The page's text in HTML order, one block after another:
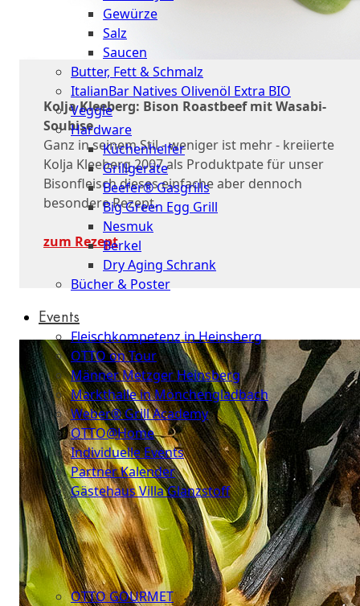
Gewürze
Salz
Saucen
Butter, Fett & Schmalz
ItalianBar Natives Olivenöl Extra BIO
Veggie
Hardware
Küchenhelfer
Grillgeräte
Beefer® Gasgrills
Big Green Egg Grill
Nesmuk
Berkel
Dry Aging Schrank
Bücher & Poster
Events
Fleischkompetenz in Heinsberg
OTTO on Tour
Männer Metzger Heinsberg
Markthalle in Mönchengladbach
Weber® Grill Academy
OTTO@Home
Individuelle Events
Partner Kalender
Gästehaus Villa Glanzstoff
Gutscheine
Über
uns
OTTO GOURMET
Kolja Kleeberg: Bison Roastbeef mit Wasabi-
Soubise
Ganz in seinem Stil - weniger ist mehr - kreiierte
Kolja Kleeberg 2007 als Produktpate für unser
Bisonfleisch dieses einfache aber dennoch
besondere Rezept.
zum Rezept